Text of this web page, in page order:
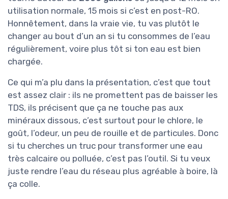
utilisation normale, 15 mois si c’est en post-RO.
Honnêtement, dans la vraie vie, tu vas plutôt le
changer au bout d’un an si tu consommes de l’eau
régulièrement, voire plus tôt si ton eau est bien
chargée.
Ce qui m’a plu dans la présentation, c’est que tout
est assez clair : ils ne promettent pas de baisser les
TDS, ils précisent que ça ne touche pas aux
minéraux dissous, c’est surtout pour le chlore, le
goût, l’odeur, un peu de rouille et de particules. Donc
si tu cherches un truc pour transformer une eau
très calcaire ou polluée, c’est pas l’outil. Si tu veux
juste rendre l’eau du réseau plus agréable à boire, là
ça colle.